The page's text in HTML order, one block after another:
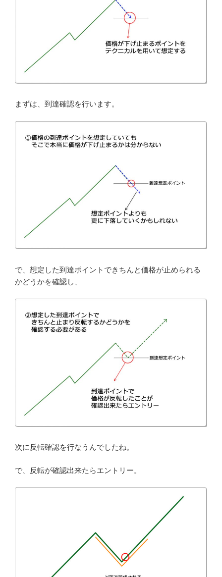
まずは、到達確認を行います。
で、想定した到達ポイントできちんと価格が止められる
かどうかを確認し、
次に反転確認を行なうんでしたね。
で、反転が確認出来たらエントリー。